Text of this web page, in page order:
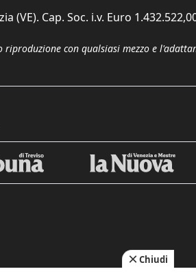
Cap. Soc. i.v. Euro
con qualsiasi mezzo e
Chiudi